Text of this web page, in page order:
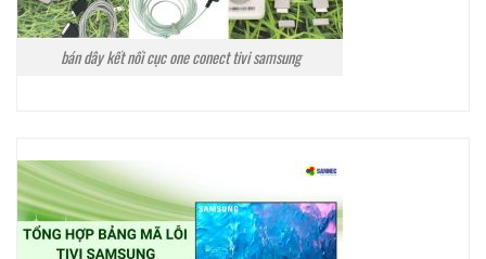
bán dây kết nối cục one conect tivi samsung